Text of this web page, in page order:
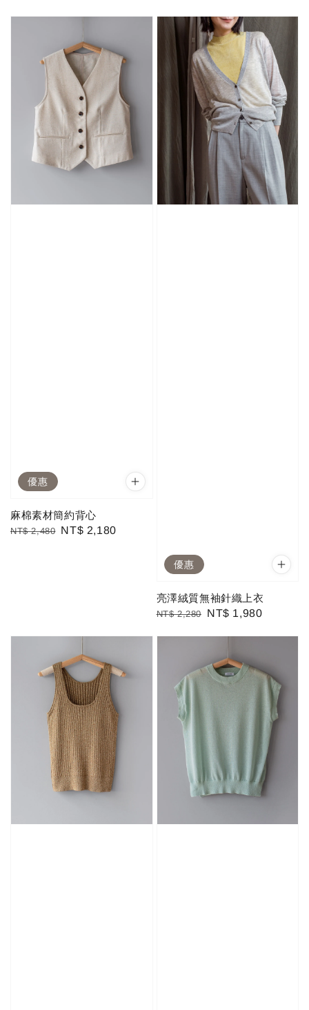
優惠
麻棉素材簡約背心
Regular
NT$ 2,480 Sale
NT$ 2,180
優惠
亮澤絨質無袖針織上衣
Regular
NT$ 2,280
Sale
NT$ 1,980